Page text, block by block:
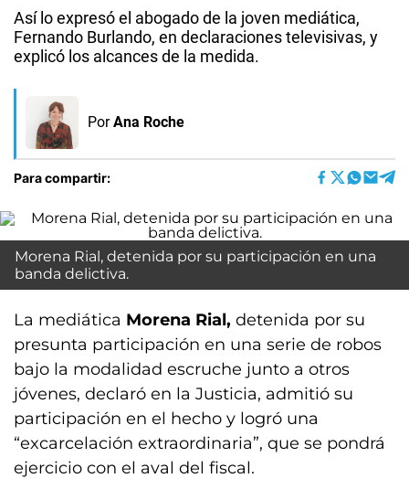
Así lo expresó el abogado de la joven mediática,
Fernando Burlando, en declaraciones televisivas, y
explicó los alcances de la medida.
Por Ana Roche
Para compartir:
Morena Rial, detenida por su participación en una
banda delictiva.
La mediática Morena Rial, detenida por su
presunta participación en una serie de robos
bajo la modalidad escruche junto a otros
jóvenes, declaró en la Justicia, admitió su
participación en el hecho y logró una
“excarcelación extraordinaria”, que se pondrá
ejercicio con el aval del fiscal.